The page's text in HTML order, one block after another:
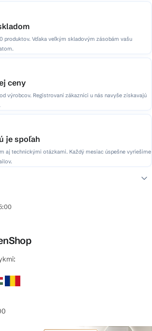
produktov. Vďaka veľkým skladovým zásobám vašu
ceny
výrobcov. Registrovaní zákazníci u nás navyše získavajú
je spoľah
aj technickými otázkami. Každý mesiac úspešne vyriešime